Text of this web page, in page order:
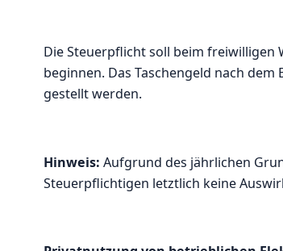
Die Steuerpflicht soll beim freiwilligen
beginnen. Das Taschengeld nach
gestellt werden.
Hinweis: Aufgrund des jährlichen
Steuerpflichtigen letztlich keine